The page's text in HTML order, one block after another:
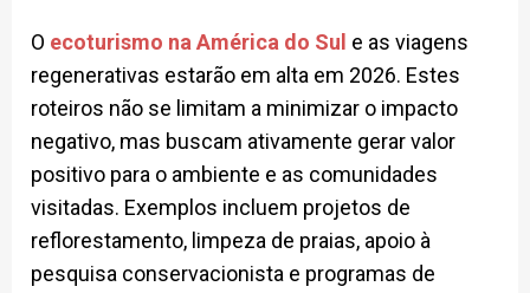
O ecoturismo na América do Sul e as viagens
regenerativas estarão em alta em 2026. Estes
roteiros não se limitam a minimizar o impacto
negativo, mas buscam ativamente gerar valor
positivo para o ambiente e as comunidades
visitadas. Exemplos incluem projetos de
reflorestamento, limpeza de praias, apoio à
pesquisa conservacionista e programas de